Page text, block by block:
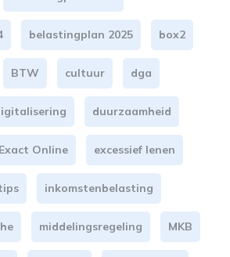
belastingplan 2025 box2
BTW cultuur dga
duurzaamheid
Exact Online excessief lenen
inkomstenbelasting
middelingsregeling MKB